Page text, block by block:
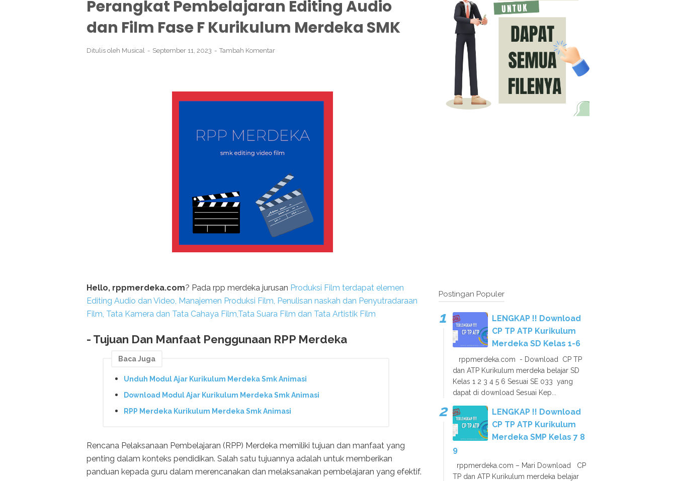
Perangkat Pembelajaran Editing Audio
dan Film Fase F Kurikulum Merdeka SMK
Ditulis oleh Musical September 11, 2023 Tambah Komentar
Hello, rppmerdeka.com? Pada rpp merdeka jurusan Produksi Film terdapat elemen
Editing Audio dan Video, Manajemen Produksi Film, Penulisan naskah dan Penyutradaraan
Film, Tata Kamera dan Tata Cahaya Film,Tata Suara Film dan Tata Artistik Film
- Tujuan Dan Manfaat Penggunaan RPP Merdeka
Baca Juga
Unduh Modul Ajar Kurikulum Merdeka Smk Animasi
Download Modul Ajar Kurikulum Merdeka Smk Animasi
RPP Merdeka Kurikulum Merdeka Smk Animasi
Rencana Pelaksanaan Pembelajaran (RPP) Merdeka memiliki tujuan dan manfaat yang
penting dalam konteks pendidikan. Salah satu tujuannya adalah untuk memberikan
panduan kepada guru dalam merencanakan dan melaksanakan pembelajaran yang efektif.
Postingan Populer
LENGKAP !! Download
CP TP ATP Kurikulum
Merdeka SD Kelas 1-6
rppmerdeka.com - Download CP TP
dan ATP Kurikulum merdeka belajar SD
Kelas 1 2 3 4 5 6 Sesuai SE 033 yang
dapat di download Sesuai Kep...
LENGKAP !! Download
CP TP ATP Kurikulum
Merdeka SMP Kelas 7 8
9
rppmerdeka.com – Mari Download CP
TP dan ATP Kurikulum merdeka belajar